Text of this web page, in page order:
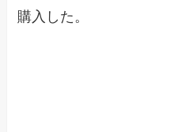
購入した。